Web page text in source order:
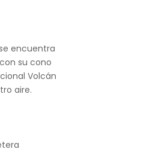
encuentra
su cono
Volcán
aire.